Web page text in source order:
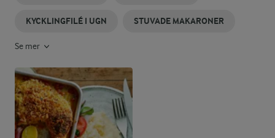
KYCKLINGFILÉ I UGN STUVADE MAKARONER
Se mer